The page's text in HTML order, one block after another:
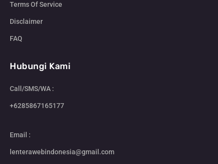
Terms Of Service
Disclaimer
FAQ
Hubungi Kami
Call/SMS/WA :
+6285867165177
Email :
lenterawebindonesia@gmail.com